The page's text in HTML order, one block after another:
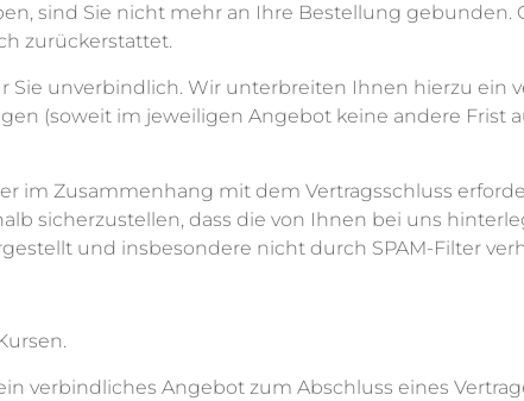
sind Sie nicht mehr an Ihre Bestellung gebunden.
zurückerstattet.
Sie unverbindlich. Wir unterbreiten Ihnen hierzu ein
(soweit im jeweiligen Angebot keine andere Frist
im Zusammenhang mit dem Vertragsschluss
sicherzustellen, dass die von Ihnen bei uns
und insbesondere nicht durch SPAM-Filter
verbindliches Angebot zum Abschluss eines